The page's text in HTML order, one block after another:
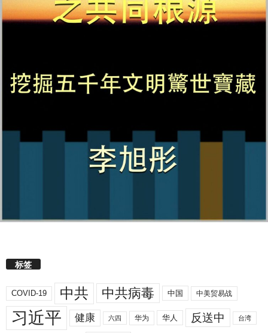
标签
COVID-19 中共 中共病毒 中国 中美贸易战
习近平 健康 六四 华为 华人 反送中 台湾